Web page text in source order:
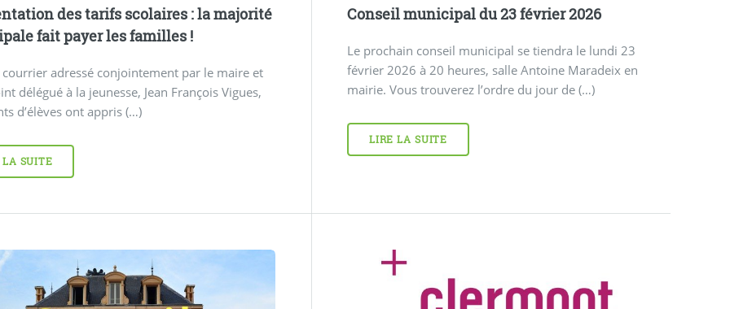
des tarifs scolaires : la majorité
fait payer les familles !
courrier adressé conjointement par le maire et
délégué à la jeunesse, Jean François Vigues,
d’élèves ont appris (…)
LA SUITE
Conseil municipal du 23 février 2026
Le prochain conseil municipal se tiendra le lundi 23
février 2026 à 20 heures, salle Antoine Maradeix en
mairie. Vous trouverez l’ordre du jour de (…)
LIRE LA SUITE